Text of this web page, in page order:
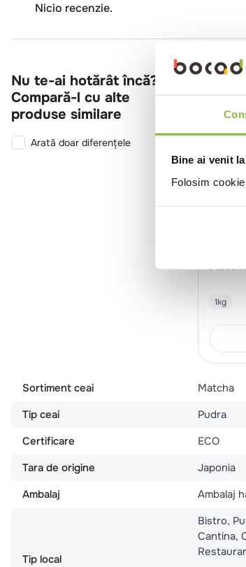
Bine ai venit
Folosim
Nicio recenzie.
Nu te-ai hotărât încă?
Compară-l cu alte
produse similare
Arată doar diferențele
1kg
Sortiment ceai Matcha
Tip ceai
Pudra
Certificare
ECO
Tara de origine
Japonia
Ambalaj
Ambalaj
Tip local
Bistro,
Cantina,